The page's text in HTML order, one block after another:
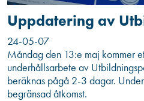
Uppdatering av
24-05-07
Måndag den 13:e maj kommer
underhållsarbete av
beräknas pågå 2-3 dagar.
begränsad åtkomst.